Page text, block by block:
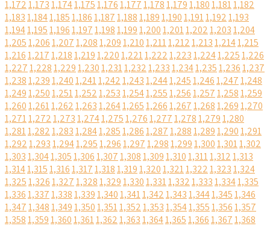
1,1721,1731,1741,1751,1761,1771,1781,1791,1801,1811,182
1,1831,1841,1851,1861,1871,1881,1891,1901,1911,1921,193
1,1941,1951,1961,1971,1981,1991,2001,2011,2021,2031,204
1,2051,2061,2071,2081,2091,2101,2111,2121,2131,2141,215
1,2161,2171,2181,2191,2201,2211,2221,2231,2241,2251,226
1,2271,2281,2291,2301,2311,2321,2331,2341,2351,2361,237
1,2381,2391,2401,2411,2421,2431,2441,2451,2461,2471,248
1,2491,2501,2511,2521,2531,2541,2551,2561,2571,2581,259
1,2601,2611,2621,2631,2641,2651,2661,2671,2681,2691,270
1,2711,2721,2731,2741,2751,2761,2771,2781,2791,280
1,2811,2821,2831,2841,2851,2861,2871,2881,2891,2901,291
1,2921,2931,2941,2951,2961,2971,2981,2991,3001,3011,302
1,3031,3041,3051,3061,3071,3081,3091,3101,3111,3121,313
1,3141,3151,3161,3171,3181,3191,3201,3211,3221,3231,324
1,3251,3261,3271,3281,3291,3301,3311,3321,3331,3341,335
1,3361,3371,3381,3391,3401,3411,3421,3431,3441,3451,346
1,3471,3481,3491,3501,3511,3521,3531,3541,3551,3561,357
1,3581,3591,3601,3611,3621,3631,3641,3651,3661,3671,368